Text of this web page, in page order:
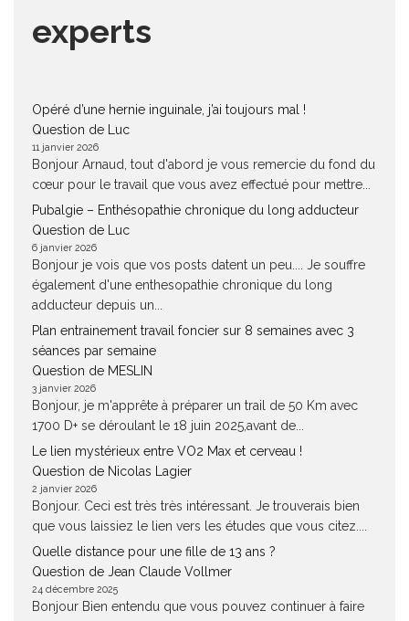
experts
Opéré d’une hernie inguinale, j’ai toujours mal !
Question de Luc
11 janvier 2026
Bonjour Arnaud, tout d'abord je vous remercie du fond du
cœur pour le travail que vous avez effectué pour mettre...
Pubalgie – Enthésopathie chronique du long adducteur
Question de Luc
6 janvier 2026
Bonjour je vois que vos posts datent un peu.... Je souffre
également d'une enthesopathie chronique du long
adducteur depuis un...
Plan entrainement travail foncier sur 8 semaines avec 3
séances par semaine
Question de MESLIN
3 janvier 2026
Bonjour, je m'apprête à préparer un trail de 50 Km avec
1700 D+ se déroulant le 18 juin 2025,avant de...
Le lien mystérieux entre VO2 Max et cerveau !
Question de Nicolas Lagier
2 janvier 2026
Bonjour. Ceci est très très intéressant. Je trouverais bien
que vous laissiez le lien vers les études que vous citez....
Quelle distance pour une fille de 13 ans ?
Question de Jean Claude Vollmer
24 décembre 2025
Bonjour Bien entendu que vous pouvez continuer à faire